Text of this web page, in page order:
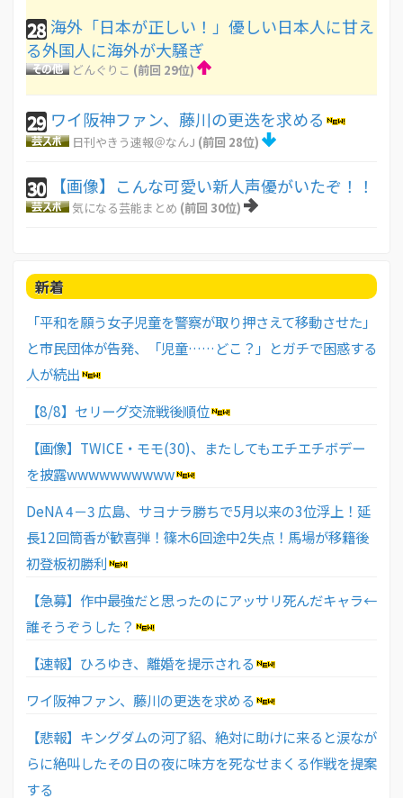
28 海外「日本が正しい！」優しい日本人に甘え
る外国人に海外が大騒ぎ
どんぐりこ (前回 29位)
29 ワイ阪神ファン、藤川の更迭を求める
日刊やきう速報＠なんJ (前回 28位)
30 【画像】こんな可愛い新人声優がいたぞ！！
気になる芸能まとめ (前回 30位)
新着
「平和を願う女子児童を警察が取り押さえて移動させた」
と市民団体が告発、「児童……どこ？」とガチで困惑する
人が続出
【8/8】セリーグ交流戦後順位
【画像】TWICE・モモ(30)、またしてもエチエチボデー
を披露wwwwwwwwww
DeNA 4－3 広島、サヨナラ勝ちで5月以来の3位浮上！延
長12回筒香が歓喜弾！篠木6回途中2失点！馬場が移籍後
初登板初勝利
【急募】作中最強だと思ったのにアッサリ死んだキャラ←
誰そうぞうした？
【速報】ひろゆき、離婚を提示される
ワイ阪神ファン、藤川の更迭を求める
【悲報】キングダムの河了貂、絶対に助けに来ると涙なが
らに絶叫したその日の夜に味方を死なせまくる作戦を提案
する